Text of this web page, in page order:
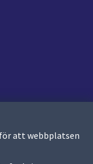
att webbplatsen